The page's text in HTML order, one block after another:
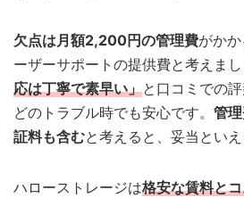
欠点は月額2,200円の管理費がか
ーザーサポートの提供費と考えまし
応は丁寧で素早い」と口コミでの
どのトラブル時でも安心です。 管
証料も含むと考えると、妥当といえ
ハローストレージは格安な賃料と